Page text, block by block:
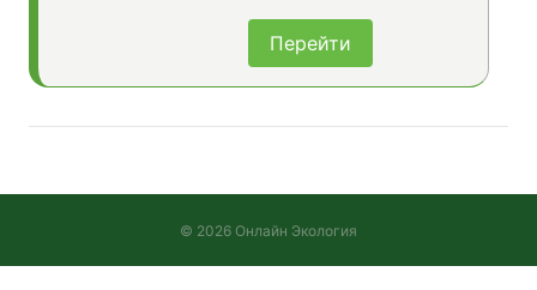
Перейти
© 2026 Онлайн Экология